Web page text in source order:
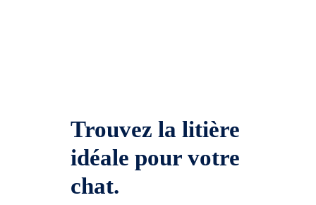
Trouvez la litière
idéale pour votre
chat.